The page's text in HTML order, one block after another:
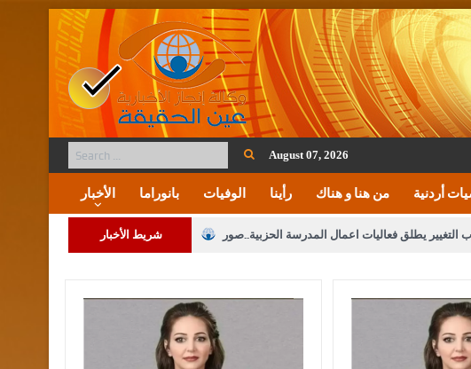
August 07, 2026
الأخبار بانوراما الوفيات رأينا من هنا و هناك أردنية
شريط الأخبار التغيير يطلق فعاليات اعمال المدرسة الحزبية..صور
النواب يقر مشروع تعديل قانون الملكية العقارية
العلم (الدفعة الثالثة) إلى مراجعة منصة خدمة العلم